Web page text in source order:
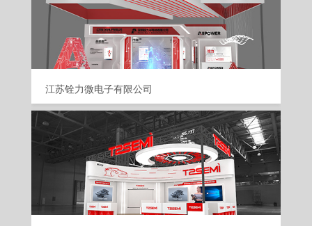
江苏铨力微电子有限公司